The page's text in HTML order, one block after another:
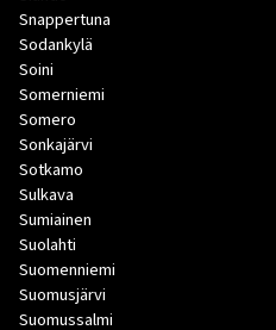
Snappertuna
Sodankylä
Soini
Somerniemi
Somero
Sonkajärvi
Sotkamo
Sulkava
Sumiainen
Suolahti
Suomenniemi
Suomusjärvi
Suomussalmi